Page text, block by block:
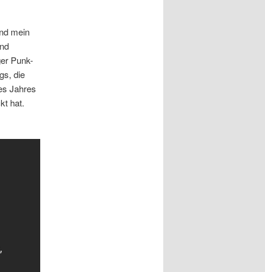
mein
Punk-
die
Jahres
hat.